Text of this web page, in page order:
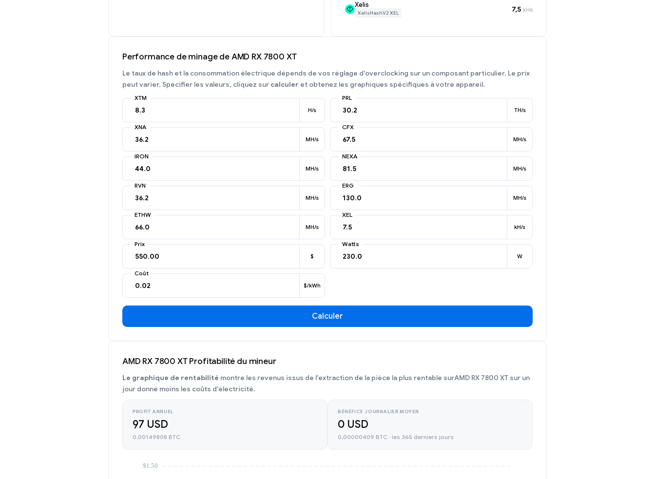
Xelis
XelisHashV2 XEL 7,5 kH/s
Performance de minage de AMD RX 7800 XT
Le taux de hash et la consommation électrique dépends de vos réglage d'overclocking sur un composant particulier. Le prix
peut varier. Specifier les valeurs, cliquez sur calculer et obtenez les graphiques spécifiques à votre appareil.
XTM
H/s
PRL
TH/s
XNA
MH/s
CFX
MH/s
IRON
MH/s
NEXA
MH/s
RVN
MH/s
ERG
MH/s
ETHW
MH/s
XEL
kH/s
Prix
$
Watts
W
Coût
$/kWh
Calculer
AMD RX 7800 XT Profitabilité du mineur
Le graphique de rentabilité montre les revenus issus de l'extraction de la pièce la plus rentable surAMD RX 7800 XT sur un
jour donné moins les coûts d'électricité.
PROFIT ANNUEL
97 USD
0,00149808 BTC
BÉNÉFICE JOURNALIER MOYEN
0 USD
0,00000409 BTC · les 365 derniers jours